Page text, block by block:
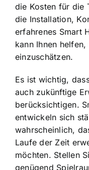
die Kosten für die
die Installation,
erfahrenes Smart
kann Ihnen
einzuschätzen.
Es ist wichtig,
auch zukünftige
berücksichtigen.
entwickeln sich
wahrscheinlich,
Laufe der Zeit
möchten. Stellen
genügend